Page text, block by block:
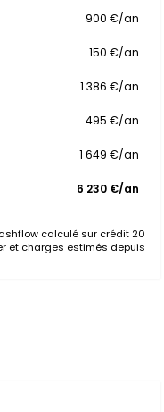
900 €/an
150 €/an
1 386 €/an
495 €/an
1 649 €/an
6 230 €/an
calculé sur crédit 20
et charges estimés depuis